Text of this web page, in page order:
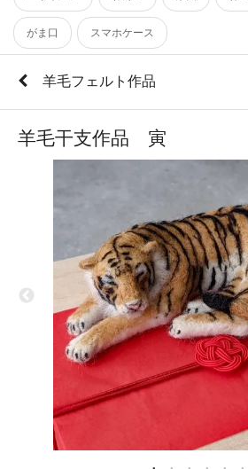
がま口 スマホケース
羊毛フェルト作品
羊毛干支作品 寅